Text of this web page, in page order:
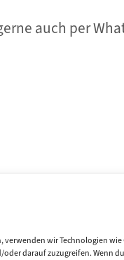
verwenden wir Technologien wie
darauf zuzugreifen. Wenn
auch per